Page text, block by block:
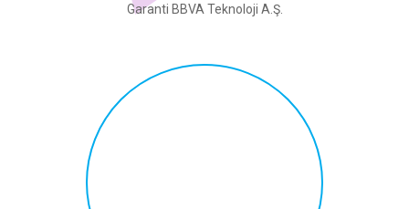
Garanti BBVA Teknoloji A.Ş.